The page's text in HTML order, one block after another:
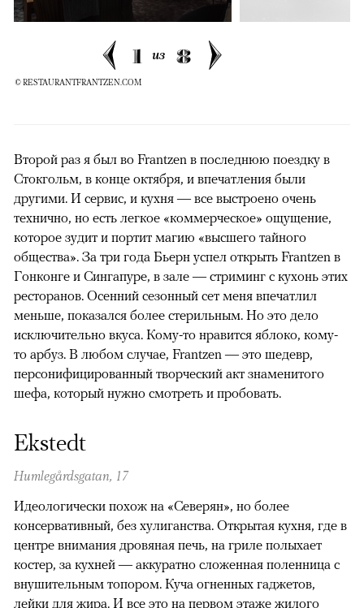
1 из 8
© RESTAURANTFRANTZEN.COM
Второй раз я был во Frantzen в последнюю поездку в
Стокгольм, в конце октября, и впечатления были
другими. И сервис, и кухня — все выстроено очень
технично, но есть легкое «коммерческое» ощущение,
которое зудит и портит магию «высшего тайного
общества». За три года Бьерн успел открыть Frantzen в
Гонконге и Сингапуре, в зале — стриминг с кухонь этих
ресторанов. Осенний сезонный сет меня впечатлил
меньше, показался более стерильным. Но это дело
исключительно вкуса. Кому-то нравится яблоко, кому-
то арбуз. В любом случае, Frantzen — это шедевр,
персонифицированный творческий акт знаменитого
шефа, который нужно смотреть и пробовать.
Ekstedt
Humlegårdsgatan, 17
Идеологически похож на «Северян», но более
консервативный, без хулиганства. Открытая кухня, где в
центре внимания дровяная печь, на гриле полыхает
костер, за кухней — аккуратно сложенная поленница с
внушительным топором. Куча огненных гаджетов,
лейки для жира. И все это на первом этаже жилого